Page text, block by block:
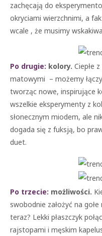
zachęcają do
okryciami wierzchnimi, a
wcale , że musimy
Po drugie: kolory. Ciepłe
matowymi – możemy
tworząc nowe, inspirujące
wszelkie eksperymenty z
słonecznym miodem, ale
dogada się z fuksją, bo
duet.
Po trzecie: możliwości.
swobodnie założyć na
teraz? Lekki płaszczyk
rajstopami i męskim